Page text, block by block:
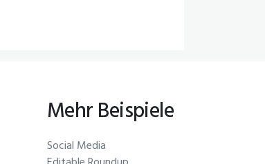
Mehr Beispiele
Social Media